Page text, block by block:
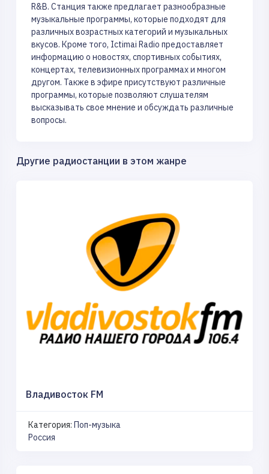
R&B. Станция также предлагает разнообразные
музыкальные программы, которые подходят для
различных возрастных категорий и музыкальных
вкусов. Кроме того, Ictimai Radio предоставляет
информацию о новостях, спортивных событиях,
концертах, телевизионных программах и многом
другом. Также в эфире присутствуют различные
программы, которые позволяют слушателям
высказывать свое мнение и обсуждать различные
вопросы.
Другие радиостанции в этом жанре
Владивосток FM
Категория: Поп-музыка
Россия